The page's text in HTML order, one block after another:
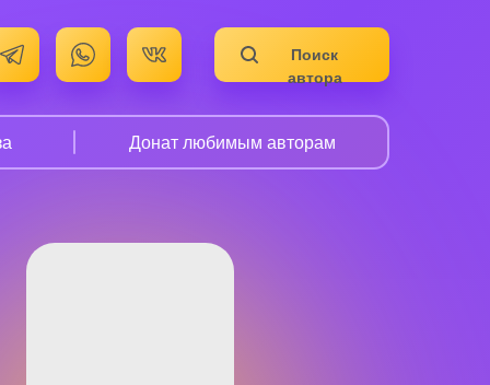
Поиск
автора
Донат любимым авторам